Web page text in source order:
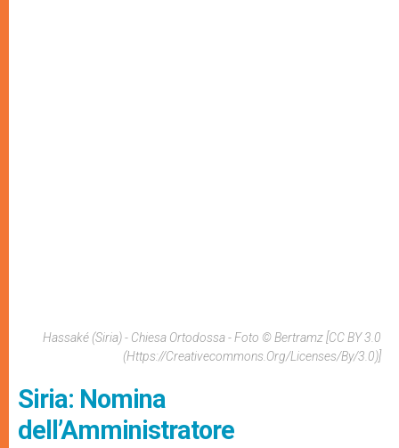
Hassaké (Siria) - Chiesa Ortodossa - Foto © Bertramz [CC BY 3.0
(https://creativecommons.org/licenses/by/3.0)]
Siria: Nomina
dell’Amministratore